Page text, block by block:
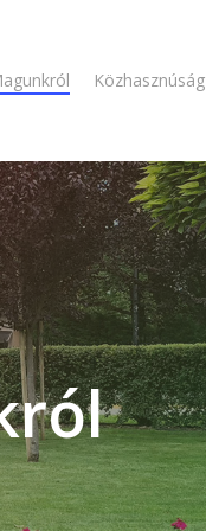
Közhasznúság